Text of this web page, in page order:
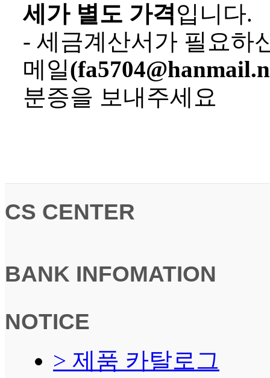
세가 별도 가격입니다.
- 세금계산서가 필요하
메일
분증을 보내주세요
CS CENTER
BANK INFOMATION
NOTICE
> 제품 카탈로그